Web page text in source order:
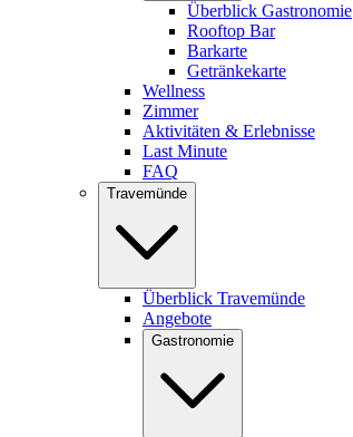
Überblick Gastronomie
Rooftop Bar
Barkarte
Getränkekarte
Wellness
Zimmer
Aktivitäten & Erlebnisse
Last Minute
FAQ
Travemünde
Überblick Travemünde
Angebote
Gastronomie